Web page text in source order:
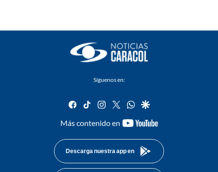
Síguenos en:
facebook
tiktok instagram
twitterwhatsapp
google
Más contenido en
youtube-
Descarga nuestra app en